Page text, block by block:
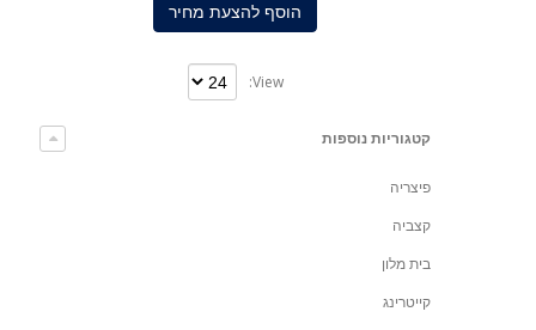
הוסף להצעת מחיר
View:
קטגוריות נוספות
פיצריה
קצביה
בית מלון
קייטרינג